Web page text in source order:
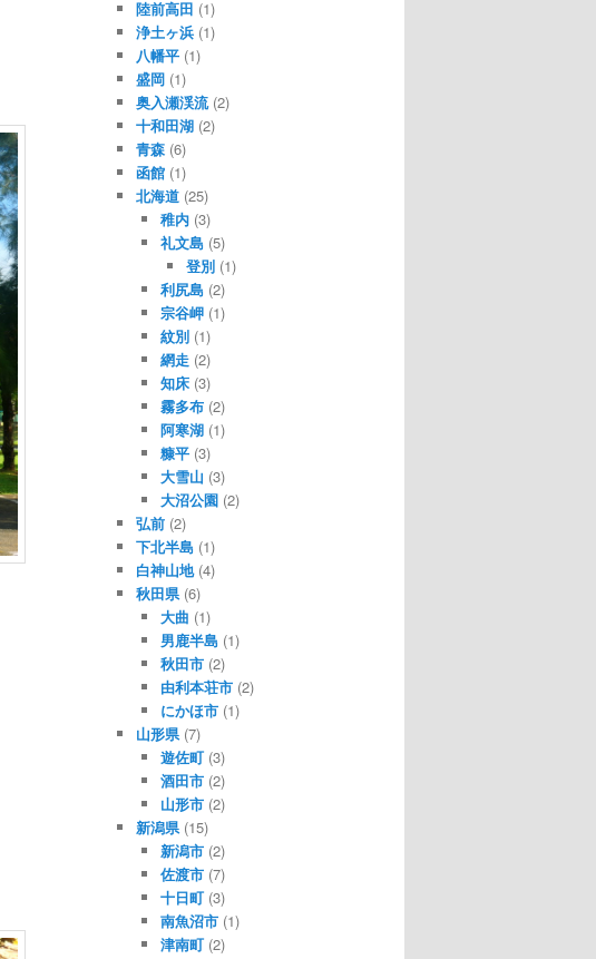
陸前高田 (1)
浄土ヶ浜(1)
八幡平(1)
盛岡(1)
奥入瀬渓流(2)
十和田湖(2)
青森(6)
函館(1)
北海道(25)
稚内 (3)
礼文島 (5)
登別(1)
利尻島 (2)
宗谷岬 (1)
紋別 (1)
網走 (2)
知床 (3)
霧多布 (2)
阿寒湖 (1)
糠平 (3)
大雪山 (3)
大沼公園 (2)
弘前(2)
下北半島(1)
白神山地(4)
秋田県(6)
大曲 (1)
男鹿半島 (1)
秋田市 (2)
由利本荘市 (2)
にかほ市 (1)
山形県(7)
遊佐町 (3)
酒田市 (2)
山形市 (2)
新潟県(15)
新潟市 (2)
佐渡市 (7)
十日町 (3)
南魚沼市 (1)
津南町 (2)